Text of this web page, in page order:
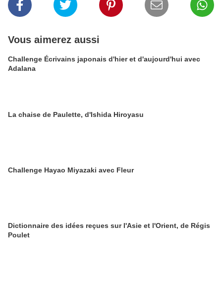
Vous aimerez aussi
Challenge Écrivains japonais d'hier et d'aujourd'hui avec
Adalana
La chaise de Paulette, d'Ishida Hiroyasu
Challenge Hayao Miyazaki avec Fleur
Dictionnaire des idées reçues sur l'Asie et l'Orient, de Régis
Poulet